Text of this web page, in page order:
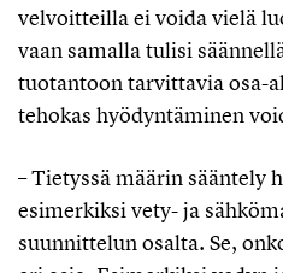
velvoitteilla ei voida vielä
vaan samalla tulisi
tuotantoon tarvittavia osa-
tehokas hyödyntäminen
– Tietyssä määrin sääntely
esimerkiksi vety- ja
suunnittelun osalta. Se,